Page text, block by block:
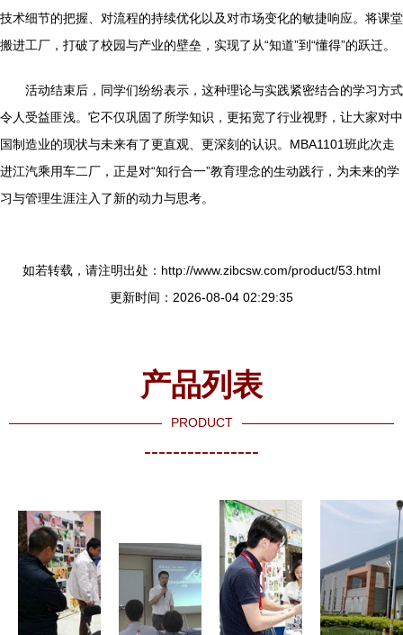
技术细节的把握、对流程的持续优化以及对市场变化的敏捷响应。将课堂
搬进工厂，打破了校园与产业的壁垒，实现了从“知道”到“懂得”的跃迁。
活动结束后，同学们纷纷表示，这种理论与实践紧密结合的学习方式
令人受益匪浅。它不仅巩固了所学知识，更拓宽了行业视野，让大家对中
国制造业的现状与未来有了更直观、更深刻的认识。MBA1101班此次走
进江汽乘用车二厂，正是对“知行合一”教育理念的生动践行，为未来的学
习与管理生涯注入了新的动力与思考。
如若转载，请注明出处：http://www.zibcsw.com/product/53.html
更新时间：2026-08-04 02:29:35
产品列表
PRODUCT
----------------